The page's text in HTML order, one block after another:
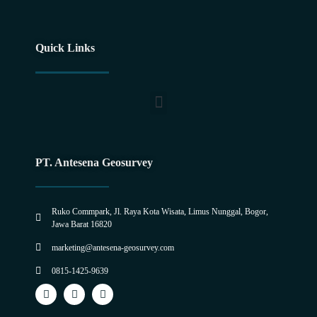
Quick Links
PT. Antesena Geosurvey
Ruko Commpark, Jl. Raya Kota Wisata, Limus Nunggal, Bogor,
Jawa Barat 16820
marketing@antesena-geosurvey.com
0815-1425-9639